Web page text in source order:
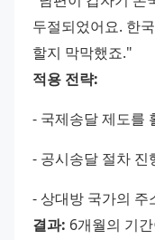
두절되었어요. 한
할지 막막했죠."
적용 전략:
- 국제송달 제도를
- 공시송달 절차 진
- 상대방 국가의 주
결과: 6개월의 기